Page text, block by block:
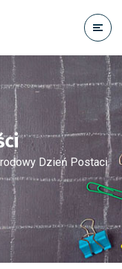
Dzień Postaci